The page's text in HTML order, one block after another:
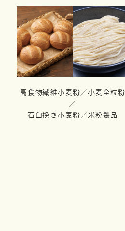
高食物繊維小麦粉／小麦全粒粉
／
石臼挽き小麦粉／米粉製品